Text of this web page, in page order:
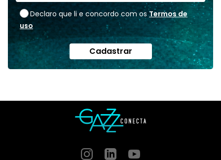
Declaro que li e concordo com os Termos de
uso
Cadastrar
InstagramGitHubGitHub